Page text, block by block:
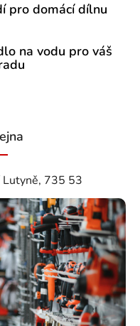
pro domácí dílnu
na vodu pro váš
Lutyně, 735 53